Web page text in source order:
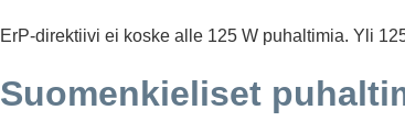
ErP-direktiivi ei koske alle 125 W puhaltimia. Yli
Suomenkieliset